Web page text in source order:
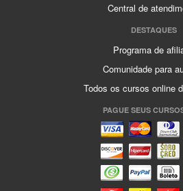
Central de
DESTAQUES
Programa de
Comunidade para
Todos os cursos online
PAGUE SEUS